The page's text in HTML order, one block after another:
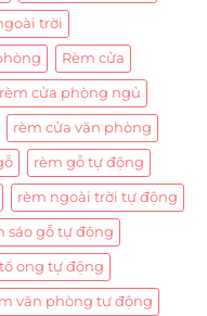
trời
Rèm cửa
rèm cửa phòng ngủ
rèm cửa văn phòng
rèm gỗ tự động
rèm ngoài trời tự động
sáo gỗ tự động
ong tự động
văn phòng tự động